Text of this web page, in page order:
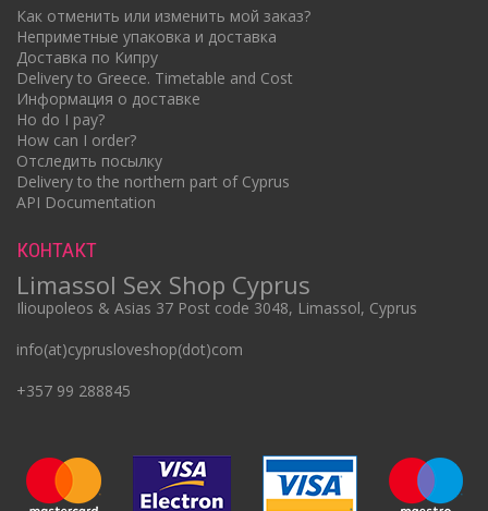
Как отменить или изменить мой заказ?
Неприметные упаковка и доставка
Доставка по Кипру
Delivery to Greece. Timetable and Cost
Информация о доставке
Ho do I pay?
How can I order?
Отследить посылку
Delivery to the northern part of Cyprus
API Documentation
КОНТАКТ
Limassol Sex Shop Cyprus
Ilioupoleos & Asias 37 Post code 3048, Limassol, Cyprus
info(at)cyprusloveshop(dot)com
+357 99 288845